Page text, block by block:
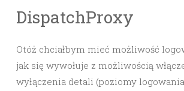
DispatchProxy
Otóż chciałbym mieć możliwość
jak się wywołuje z możliwością
wyłączenia detali (poziomy